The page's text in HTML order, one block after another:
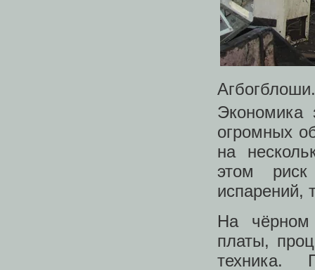
Экономика
огромных
на
этом
испарений,
На чёрном
платы,
техника.